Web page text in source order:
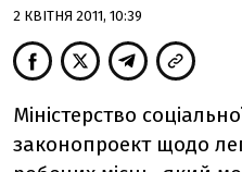
2 КВІТНЯ 2011, 10:39
Міністерство
законопроект щодо